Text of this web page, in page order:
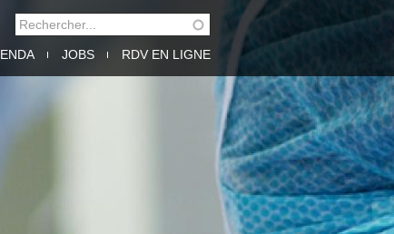
JOBS RDV EN LIGNE
FORMULAIRE DE
RECHERCHE
Rechercher